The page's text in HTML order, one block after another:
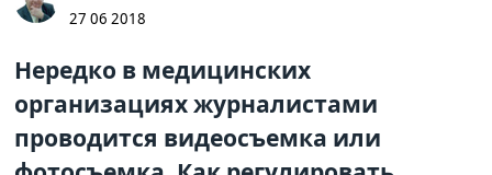
27 06 2018
Нередко в медицинских
организациях журналистами
проводится видеосъемка или